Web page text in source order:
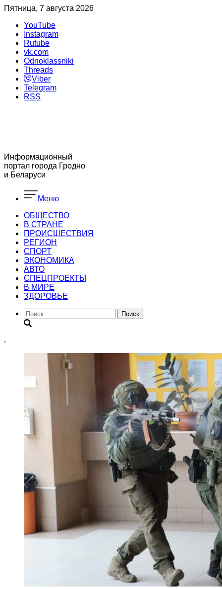
Пятница, 7 августа 2026
YouTube
Instagram
Rutube
vk.com
Odnoklassniki
Threads
Viber
Telegram
RSS
Информационный
портал города Гродно
и Беларуси
Меню
ОБЩЕСТВО
В СТРАНЕ
ПРОИСШЕСТВИЯ
РЕГИОН
CПОРТ
ЭКОНОМИКА
АВТО
СПЕЦПРОЕКТЫ
В МИРЕ
ЗДОРОВЬЕ
Поиск